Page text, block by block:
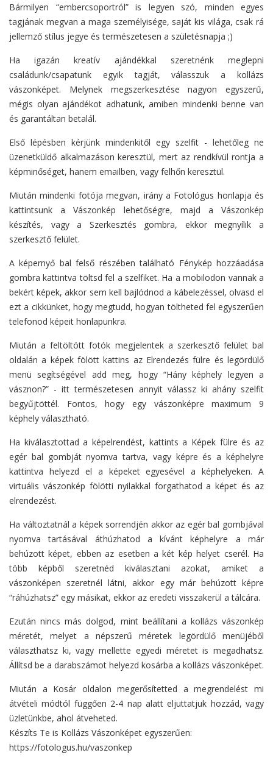
Bármilyen “embercsoportról” is legyen szó, minden egyes
tagjának megvan a maga személyisége, saját kis világa, csak rá
jellemző stílus jegye és természetesen a születésnapja ;)
Ha igazán kreatív ajándékkal szeretnénk meglepni
családunk/csapatunk egyik tagját, válasszuk a kollázs
vászonképet. Melynek megszerkesztése nagyon egyszerű,
mégis olyan ajándékot adhatunk, amiben mindenki benne van
és garantáltan betalál.
Első lépésben kérjünk mindenkitől egy szelfit - lehetőleg ne
üzenetküldő alkalmazáson keresztül, mert az rendkívül rontja a
képminőséget, hanem emailben, vagy felhőn keresztül.
Miután mindenki fotója megvan, irány a Fotológus honlapja és
kattintsunk a Vászonkép lehetőségre, majd a Vászonkép
készítés, vagy a Szerkesztés gombra, ekkor megnyílik a
szerkesztő felület.
A képernyő bal felső részében található Fénykép hozzáadása
gombra kattintva töltsd fel a szelfiket. Ha a mobilodon vannak a
bekért képek, akkor sem kell bajlódnod a kábelezéssel, olvasd el
ezt a cikkünket, hogy megtudd, hogyan töltheted fel egyszerűen
telefonod képeit honlapunkra.
Miután a feltöltött fotók megjelentek a szerkesztő felület bal
oldalán a képek fölött kattins az Elrendezés fülre és legördülő
menü segítségével add meg, hogy “Hány képhely legyen a
vásznon?” - itt természetesen annyit válassz ki ahány szelfit
begyűjtöttél. Fontos, hogy egy vászonképre maximum 9
képhely választható.
Ha kiválasztottad a képelrendést, kattints a Képek fülre és az
egér bal gombját nyomva tartva, vagy képre és a képhelyre
kattintva helyezd el a képeket egyesével a képhelyeken. A
virtuális vászonkép fölötti nyilakkal forgathatod a képet és az
elrendezést.
Ha változtatnál a képek sorrendjén akkor az egér bal gombjával
nyomva tartásával áthúzhatod a kívánt képhelyre a már
behúzott képet, ebben az esetben a két kép helyet cserél. Ha
több képből szeretnéd kiválasztani azokat, amiket a
vászonképen szeretnél látni, akkor egy már behúzott képre
“ráhúzhatsz” egy másikat, ekkor az eredeti visszakerül a tálcára.
Ezután nincs más dolgod, mint beállítani a kollázs vászonkép
méretét, melyet a népszerű méretek legördülő menüjéből
választhatsz ki, vagy mellette egyedi méretet is megadhatsz.
Állítsd be a darabszámot helyezd kosárba a kollázs vászonképet.
Miután a Kosár oldalon megerősítetted a megrendelést mi
átvételi módtól függően 2-4 nap alatt eljuttatjuk hozzád, vagy
üzletünkbe, ahol átveheted.
Készíts Te is Kollázs Vászonképet egyszerűen:
https://fotologus.hu/vaszonkep